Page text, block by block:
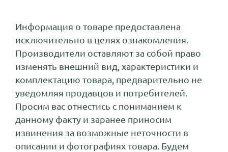
Информация о товаре предоставлена
исключительно в целях ознакомления.
Производители оставляют за собой право
изменять внешний вид, характеристики и
комплектацию товара, предварительно не
уведомляя продавцов и потребителей.
Просим вас отнестись с пониманием к
данному факту и заранее приносим
извинения за возможные неточности в
описании и фотографиях товара. Будем